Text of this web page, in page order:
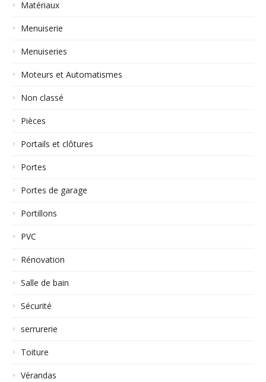
Matériaux
Menuiserie
Menuiseries
Moteurs et Automatismes
Non classé
Pièces
Portails et clôtures
Portes
Portes de garage
Portillons
PVC
Rénovation
Salle de bain
Sécurité
serrurerie
Toiture
Vérandas